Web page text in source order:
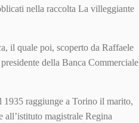
nella raccolta La villeggiante
il quale poi, scoperto da Raffaele
della Banca Commerciale
raggiunge a Torino il marito,
all’istituto magistrale Regina